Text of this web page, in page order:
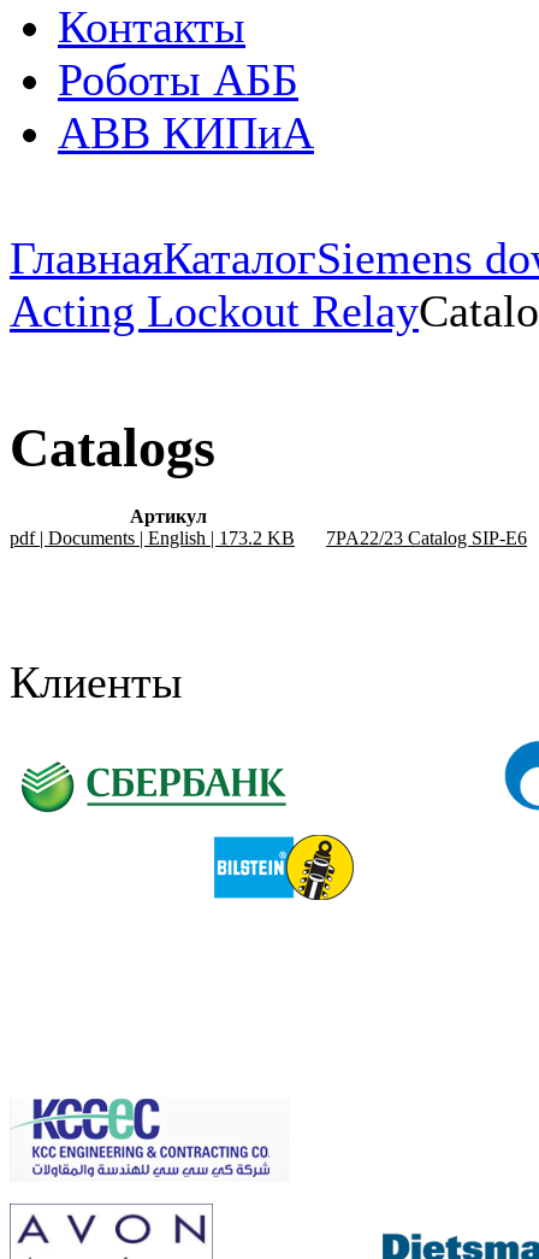
Контакты
Роботы АББ
ABB КИПиА
ГлавнаяКаталогSiemens
Acting Lockout Relay
Catalogs
Артикул
pdf | Documents | English | 173.2 KB
7PA22/23 Catalog SIP-E6
Клиенты